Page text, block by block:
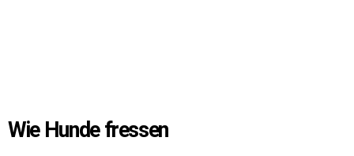
Wie Hunde fressen